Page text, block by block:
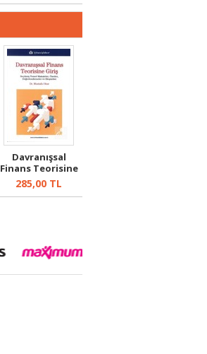
Davranışsal
Finans Teorisine
Giriş
285,00 TL